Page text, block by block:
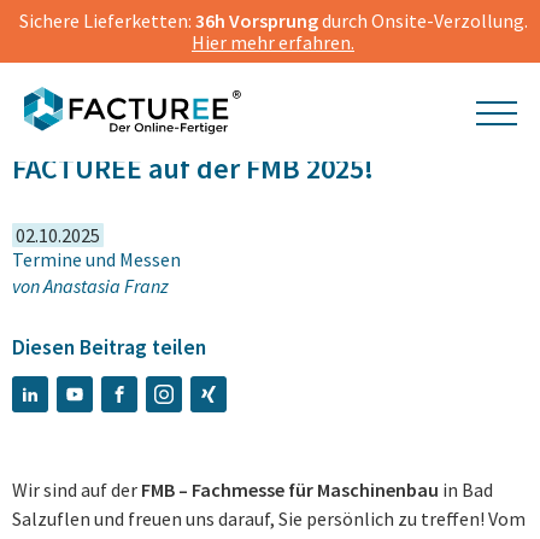
Sichere Lieferketten: 36h Vorsprungdurch Onsite-Verzollung.
Hier mehr erfahren.
FACTUREE auf der FMB 2025!
02.10.2025
Termine und Messen
vonAnastasia Franz
Diesen Beitrag teilen
Wir sind auf der FMB – Fachmesse für Maschinenbau in Bad
Salzuflen und freuen uns darauf, Sie persönlich zu treffen! Vom